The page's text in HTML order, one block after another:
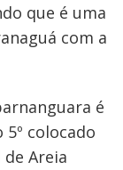
que é uma
com a
é
colocado
Areia